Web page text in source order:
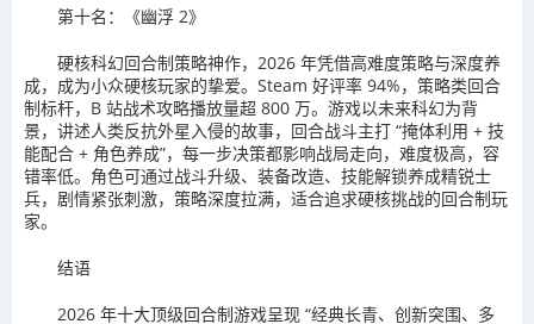
第十名：《幽浮 2》
硬核科幻回合制策略神作，2026 年凭借高难度策略与深度养
成，成为小众硬核玩家的挚爱。Steam 好评率 94%，策略类回合
制标杆，B 站战术攻略播放量超 800 万。游戏以未来科幻为背
景，讲述人类反抗外星入侵的故事，回合战斗主打 “掩体利用 + 技
能配合 + 角色养成”，每一步决策都影响战局走向，难度极高，容
错率低。角色可通过战斗升级、装备改造、技能解锁养成精锐士
兵，剧情紧张刺激，策略深度拉满，适合追求硬核挑战的回合制玩
家。
结语
2026 年十大顶级回合制游戏呈现 “经典长青、创新突围、多